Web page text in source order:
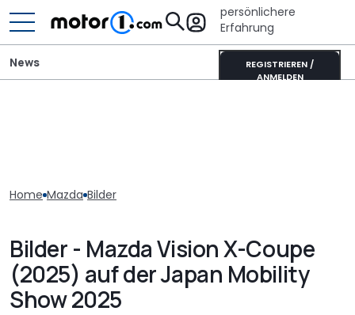
persönlichere
Erfahrung
REGISTRIEREN /
ANMELDEN
News
Home Mazda Bilder
Bilder - Mazda Vision X-Coupe
(2025) auf der Japan Mobility
Show 2025